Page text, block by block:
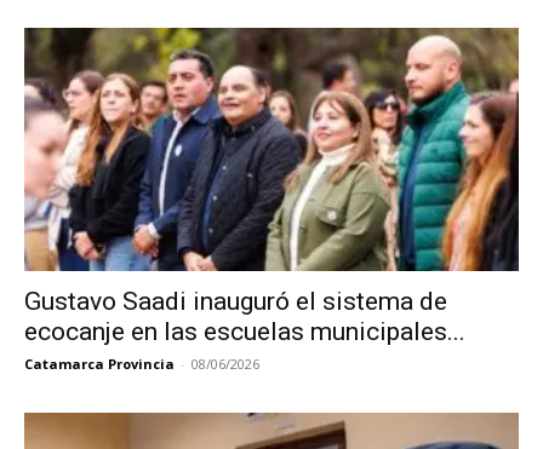
Gustavo Saadi inauguró el sistema de
ecocanje en las escuelas municipales...
Catamarca Provincia - 08/06/2026